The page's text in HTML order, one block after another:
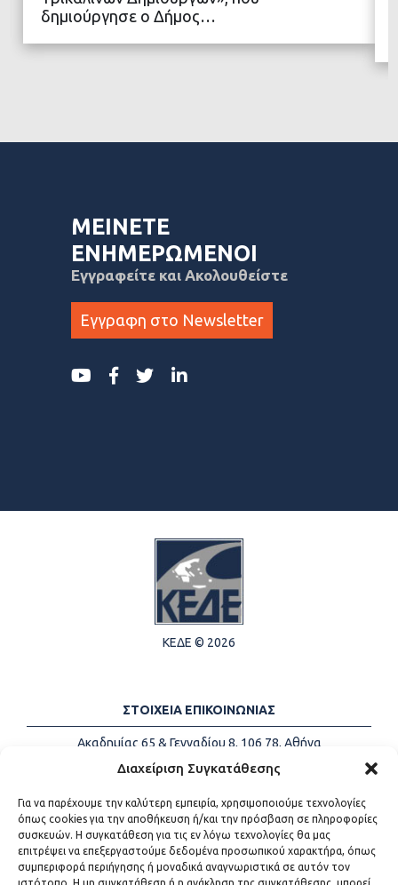
Διαχείριση Συγκατάθεσης
Για να παρέχουμε την καλύτερη εμπειρία, χρησιμοποιούμε τεχνολογίες
όπως cookies για την αποθήκευση ή/και την πρόσβαση σε πληροφορίες
συσκευών. Η συγκατάθεση για τις εν λόγω τεχνολογίες θα μας
επιτρέψει να επεξεργαστούμε δεδομένα προσωπικού χαρακτήρα, όπως
συμπεριφορά περιήγησης ή μοναδικά αναγνωριστικά σε αυτόν τον
δημιούργησε ο Δήμος…
ΜΕΙΝΕΤΕ
ΕΝΗΜΕΡΩΜΕΝΟΙ
Εγγραφείτε και Ακολουθείστε
Εγγραφη στο Newsletter
ΚΕΔΕ © 2026
ΣΤΟΙΧΕΙΑ ΕΠΙΚΟΙΝΩΝΙΑΣ
Ακαδημίας 65 & Γενναδίου 8, 106 78, Αθήνα
Τηλέφωνα:
+30 213-2147500
Email:
info@kede.gr
ΧΡΗΣΙΜΟΙ ΣΥΝΔΕΣΜΟΙ